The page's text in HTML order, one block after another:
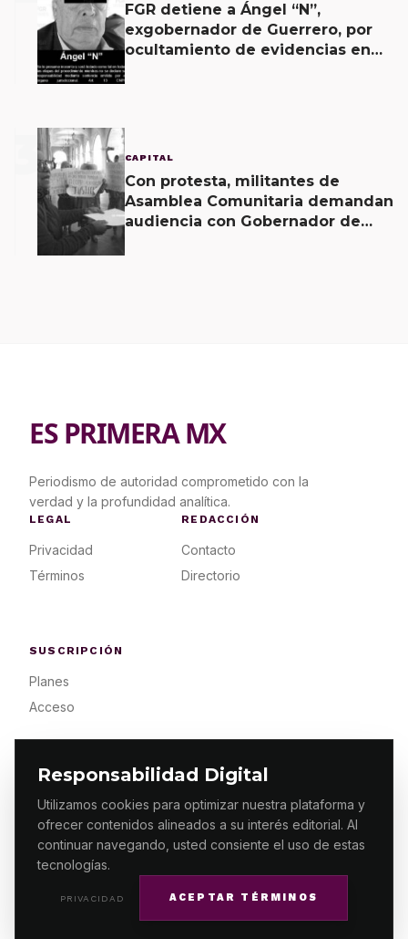
Responsabilidad Digital
Utilizamos cookies para optimizar nuestra plataforma y
ofrecer contenidos alineados a su interés editorial. Al
continuar navegando, usted consiente el uso de estas
tecnologías.
PRIVACIDAD ACEPTAR TÉRMINOS
FGR detiene a Ángel “N”,
exgobernador de Guerrero, por
ocultamiento de evidencias en
3 CAPITAL
Con protesta, militantes de
Asamblea Comunitaria demandan
audiencia con Gobernador de
ES PRIMERA MX
Periodismo de autoridad comprometido con la
verdad y la profundidad analítica.
LEGAL
Privacidad
Términos
REDACCIÓN
Contacto
Directorio
SUSCRIPCIÓN
Planes
Acceso
© 2026 ES PRIMERA MX. ALGUNOS DERECHOS
RESERVADOS / DESIGNMAKING.MX